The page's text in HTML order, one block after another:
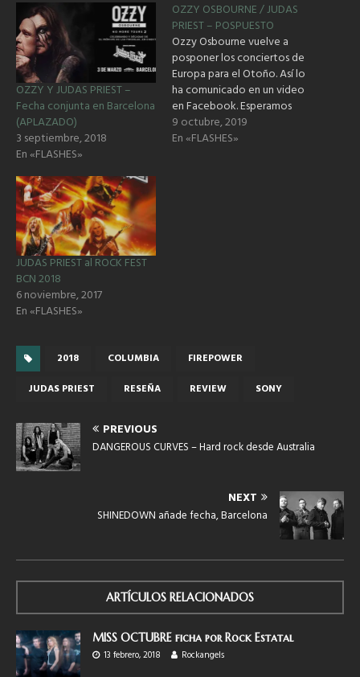
OZZY Y JUDAS PRIEST –
Fecha conjunta en Barcelona
(APLAZADO)
3 septiembre, 2018
En «FLASHES»
OZZY OSBOURNE / JUDAS
PRIEST – POSPUESTO
Ozzy Osbourne vuelve a
posponer los conciertos de
Europa para el Otoño. Así lo
ha comunicado en un video
en Facebook. Esperamos
comunicado del promotor
para si autorizan devolución
9 octubre, 2019
En «FLASHES»
JUDAS PRIEST al ROCK FEST
BCN 2018
6 noviembre, 2017
En «FLASHES»
2018 COLUMBIA
FIREPOWER
JUDAS PRIEST
RESEÑA REVIEW SONY
PREVIOUS
DANGEROUS CURVES – Hard rock desde Australia
NEXT
SHINEDOWN añade fecha, Barcelona
ARTÍCULOS RELACIONADOS
MISS OCTUBRE ficha por Rock Estatal
13 febrero, 2018
Rockangels